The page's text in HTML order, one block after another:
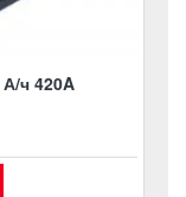
ч 420A